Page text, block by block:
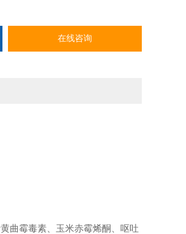
在线咨询
曲霉毒素、玉米赤霉烯酮、呕吐